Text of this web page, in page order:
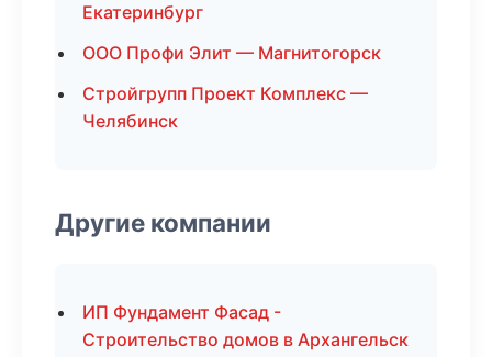
Екатеринбург
ООО Профи Элит — Магнитогорск
Стройгрупп Проект Комплекс —
Челябинск
Другие компании
ИП Фундамент Фасад -
Строительство домов в Архангельск